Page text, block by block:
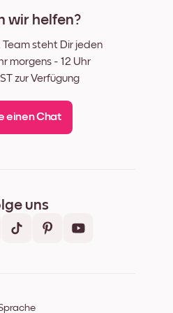
wir helfen?
Team steht Dir jeden
morgens - 12 Uhr
zur Verfügung
einen Chat
uns